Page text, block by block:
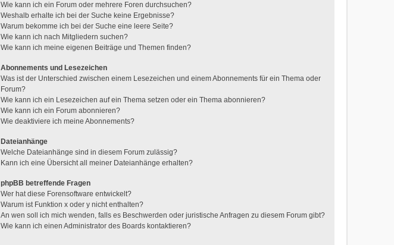
Wie kann ich ein Forum oder mehrere Foren durchsuchen?
Weshalb erhalte ich bei der Suche keine Ergebnisse?
Warum bekomme ich bei der Suche eine leere Seite?
Wie kann ich nach Mitgliedern suchen?
Wie kann ich meine eigenen Beiträge und Themen finden?
Abonnements und Lesezeichen
Was ist der Unterschied zwischen einem Lesezeichen und einem Abonnements für ein Thema oder
Forum?
Wie kann ich ein Lesezeichen auf ein Thema setzen oder ein Thema abonnieren?
Wie kann ich ein Forum abonnieren?
Wie deaktiviere ich meine Abonnements?
Dateianhänge
Welche Dateianhänge sind in diesem Forum zulässig?
Kann ich eine Übersicht all meiner Dateianhänge erhalten?
phpBB betreffende Fragen
Wer hat diese Forensoftware entwickelt?
Warum ist Funktion x oder y nicht enthalten?
An wen soll ich mich wenden, falls es Beschwerden oder juristische Anfragen zu diesem Forum gibt?
Wie kann ich einen Administrator des Boards kontaktieren?